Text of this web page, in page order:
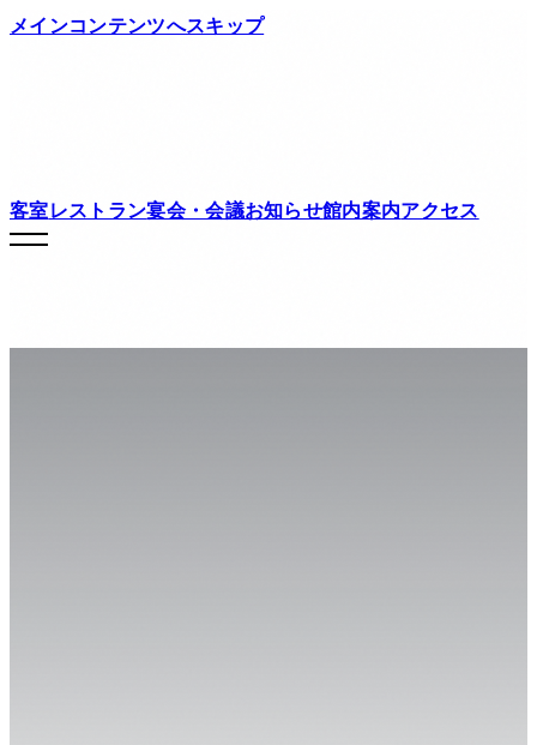
メインコンテンツへスキップ
客室レストラン宴会・会議お知らせ館内案内アクセス